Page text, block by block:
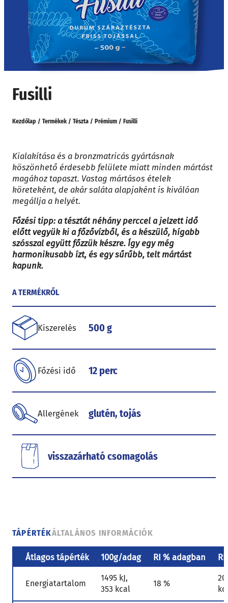
Fusilli
Kezdőlap / Termékek / Tészta / Prémium / Fusilli
Kialakítása és a bronzmatricás gyártásnak
köszönhető érdesebb felülete miatt minden mártást
magához tapaszt. Vastag mártásos ételek
köreteként, de akár saláta alapjaként is kiválóan
megállja a helyét.
Főzési tipp: a tésztát néhány perccel a jelzett idő
előtt vegyük ki a főzővízből, és a készülő, hígabb
szósszal együtt főzzük készre. Így egy még
harmonikusabb ízt, és egy sűrűbb, telt mártást
kapunk.
A TERMÉKRŐL
Kiszerelés 500 g
Főzési idő 12 perc
Allergének glutén, tojás
visszazárható csomagolás
TÁPÉRTÉKÁLTALÁNOS INFORMÁCIÓK
Átlagos tápérték 100g/adag RI % adagban
Energiatartalom
1495 kJ,
353 kcal
18 %